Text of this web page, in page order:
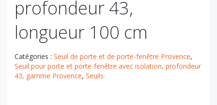
profondeur 43,
longueur 100 cm
Catégories : Seuil de porte et de porte-fenêtre Provence,
Seuil pour porte et porte-fenêtre avec isolation, profondeur
43, gamme Provence, Seuils